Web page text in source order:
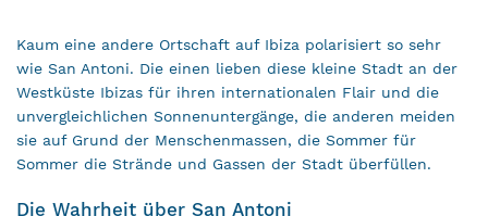
Kaum eine andere Ortschaft auf Ibiza polarisiert so sehr
wie San Antoni. Die einen lieben diese kleine Stadt an der
Westküste Ibizas für ihren internationalen Flair und die
unvergleichlichen Sonnenuntergänge, die anderen meiden
sie auf Grund der Menschenmassen, die Sommer für
Sommer die Strände und Gassen der Stadt überfüllen.
Die Wahrheit über San Antoni